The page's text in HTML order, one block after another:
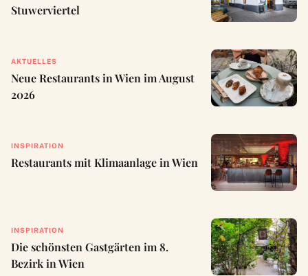
Stuwerviertel
AKTUELLES
Neue Restaurants in Wien im August
2026
INSPIRATION
Restaurants mit Klimaanlage in Wien
INSPIRATION
Die schönsten Gastgärten im 8.
Bezirk in Wien